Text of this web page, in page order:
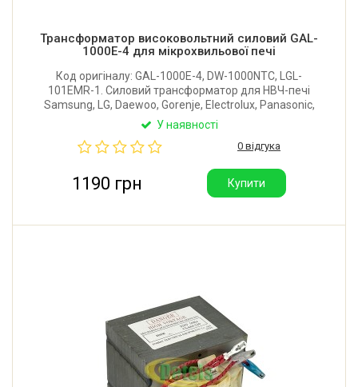
Трансформатор високовольтний силовий GAL-
1000E-4 для мікрохвильової печі
Код оригіналу: GAL-1000E-4, DW-1000NTC, LGL-
101EMR-1. Силовий трансформатор для НВЧ-печі
Samsung, LG, Daewoo, Gorenje, Electrolux, Panasonic,
Bosch, Candy. Розмір: 96x83x78 мм. Потужність:
Виробник: Китай.
У наявності
0 відгука
1190 грн Купити